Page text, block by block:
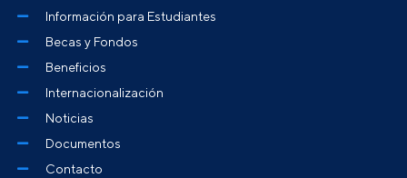
Información para Estudiantes
Becas y Fondos
Beneficios
Internacionalización
Noticias
Documentos
Contacto